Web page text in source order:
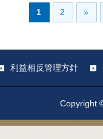
1 2 »
利益相反管理方針
Copyright